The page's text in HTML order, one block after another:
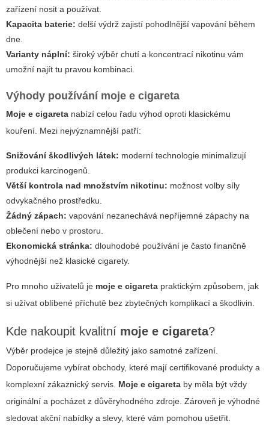
zařízení nosit a používat.
Kapacita baterie: delší výdrž zajistí pohodlnější vapování během
dne.
Varianty náplní: široký výběr chutí a koncentrací nikotinu vám
umožní najít tu pravou kombinaci.
Výhody používání moje e cigareta
Moje e cigareta nabízí celou řadu výhod oproti klasickému
kouření. Mezi nejvýznamnější patří:
Snižování škodlivých látek: moderní technologie minimalizují
produkci karcinogenů.
Větší kontrola nad množstvím nikotinu: možnost volby síly
odvykačného prostředku.
Žádný zápach: vapování nezanechává nepříjemné zápachy na
oblečení nebo v prostoru.
Ekonomická stránka: dlouhodobé používání je často finančně
výhodnější než klasické cigarety.
Pro mnoho uživatelů je moje e cigareta praktickým způsobem, jak
si užívat oblíbené příchutě bez zbytečných komplikací a škodlivin.
Kde nakoupit kvalitní moje e cigareta?
Výběr prodejce je stejně důležitý jako samotné zařízení.
Doporučujeme vybírat obchody, které mají certifikované produkty a
komplexní zákaznický servis. Moje e cigareta by měla být vždy
originální a pocházet z důvěryhodného zdroje. Zároveň je výhodné
sledovat akční nabídky a slevy, které vám pomohou ušetřit.